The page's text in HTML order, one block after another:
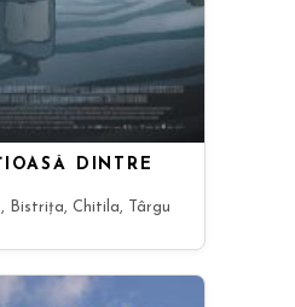
DINTRE
Bistrița, Chitila, Târgu